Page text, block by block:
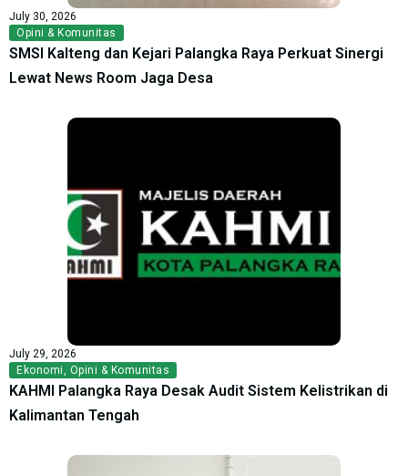
July 30, 2026
Opini & Komunitas
SMSI Kalteng dan Kejari Palangka Raya Perkuat Sinergi
Lewat News Room Jaga Desa
July 29, 2026
Ekonomi, Opini & Komunitas
KAHMI Palangka Raya Desak Audit Sistem Kelistrikan di
Kalimantan Tengah